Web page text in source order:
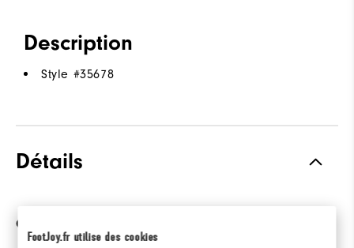
FootJoy.fr utilise des cookies
Description
Style #35678
Détails
CLASSIC DESIGN